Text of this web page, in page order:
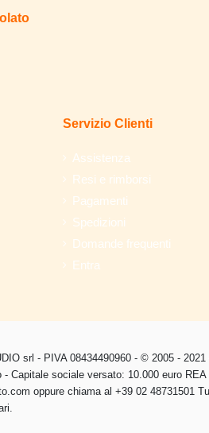
Servizio Clienti
Assistenza
Resi e rimborsi
Pagamenti
Spedizioni
Domande frequenti
Entra
srl - PIVA 08434490960 - © 2005 -
Capitale sociale versato: 10.000 euro
oppure chiama al +39 02 48731501